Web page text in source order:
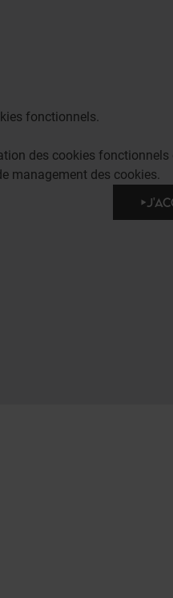
fonctionnels.
des cookies
management des cookies.